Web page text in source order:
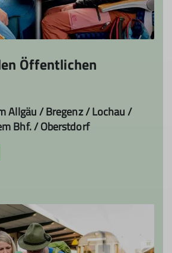
Öffentlichen
Allgäu / Bregenz / Lochau /
Bhf. / Oberstdorf